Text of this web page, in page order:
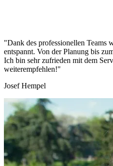
"Dank des professionellen Teams
entspannt. Von der Planung bis
Ich bin sehr zufrieden mit dem
weiterempfehlen!"
Josef Hempel